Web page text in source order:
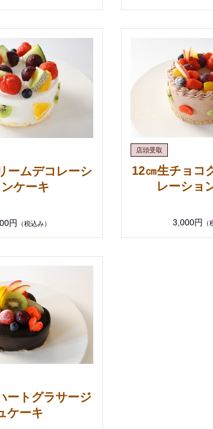
ームデコレーシ
ンケーキ
円 （税込み）
12㎝生チョコ
レーショ
3,000円 （
ートグラサージ
ケーキ